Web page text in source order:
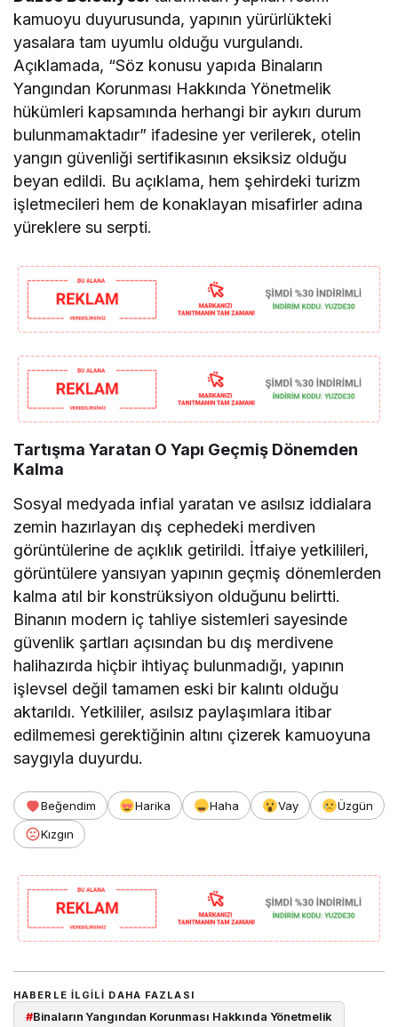
kamuoyu duyurusunda, yapının yürürlükteki
yasalara tam uyumlu olduğu vurgulandı.
Açıklamada, “Söz konusu yapıda Binaların
Yangından Korunması Hakkında Yönetmelik
hükümleri kapsamında herhangi bir aykırı durum
bulunmamaktadır” ifadesine yer verilerek, otelin
yangın güvenliği sertifikasının eksiksiz olduğu
beyan edildi. Bu açıklama, hem şehirdeki turizm
işletmecileri hem de konaklayan misafirler adına
yüreklere su serpti.
Tartışma Yaratan O Yapı Geçmiş Dönemden
Kalma
Sosyal medyada infial yaratan ve asılsız iddialara
zemin hazırlayan dış cephedeki merdiven
görüntülerine de açıklık getirildi. İtfaiye yetkilileri,
görüntülere yansıyan yapının geçmiş dönemlerden
kalma atıl bir konstrüksiyon olduğunu belirtti.
Binanın modern iç tahliye sistemleri sayesinde
güvenlik şartları açısından bu dış merdivene
halihazırda hiçbir ihtiyaç bulunmadığı, yapının
işlevsel değil tamamen eski bir kalıntı olduğu
aktarıldı. Yetkililer, asılsız paylaşımlara itibar
edilmemesi gerektiğinin altını çizerek kamuoyuna
saygıyla duyurdu.
Beğendim Harika Haha Vay
Üzgün
Kızgın
HABERLE ILGILI DAHA FAZLASI
#Binaların Yangından Korunması Hakkında Yönetmelik